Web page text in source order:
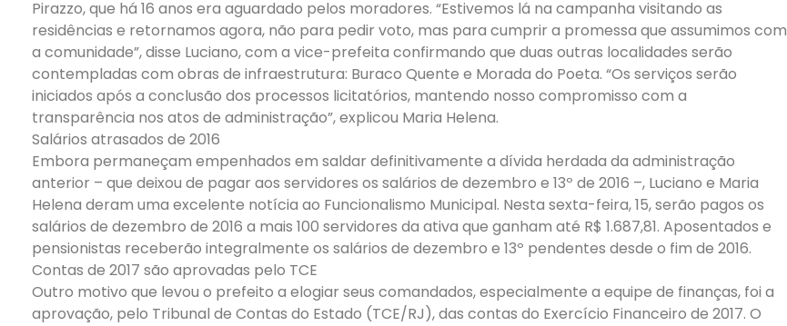
Pirazzo, que há 16 anos era aguardado pelos moradores. “Estivemos lá na campanha visitando as
residências e retornamos agora, não para pedir voto, mas para cumprir a promessa que assumimos com
a comunidade”, disse Luciano, com a vice-prefeita confirmando que duas outras localidades serão
contempladas com obras de infraestrutura: Buraco Quente e Morada do Poeta. “Os serviços serão
iniciados após a conclusão dos processos licitatórios, mantendo nosso compromisso com a
transparência nos atos de administração”, explicou Maria Helena.
Salários atrasados de 2016
Embora permaneçam empenhados em saldar definitivamente a dívida herdada da administração
anterior – que deixou de pagar aos servidores os salários de dezembro e 13º de 2016 –, Luciano e Maria
Helena deram uma excelente notícia ao Funcionalismo Municipal. Nesta sexta-feira, 15, serão pagos os
salários de dezembro de 2016 a mais 100 servidores da ativa que ganham até R$ 1.687,81. Aposentados e
pensionistas receberão integralmente os salários de dezembro e 13º pendentes desde o fim de 2016.
Contas de 2017 são aprovadas pelo TCE
Outro motivo que levou o prefeito a elogiar seus comandados, especialmente a equipe de finanças, foi a
aprovação, pelo Tribunal de Contas do Estado (TCE/RJ), das contas do Exercício Financeiro de 2017. O